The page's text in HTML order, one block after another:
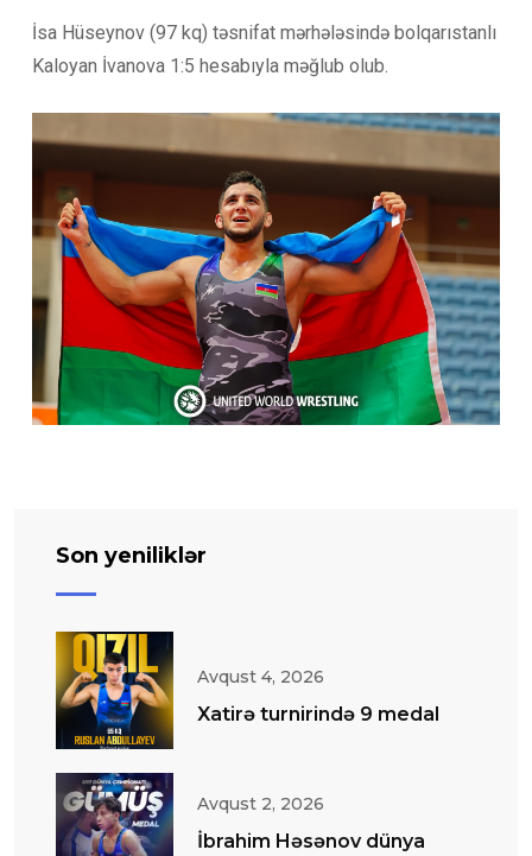
İsa Hüseynov (97 kq) təsnifat mərhələsində bolqarıstanlı
Kaloyan İvanova 1:5 hesabıyla məğlub olub.
Son yeniliklər
Avqust 4, 2026
Xatirə turnirində 9 medal
Avqust 2, 2026
İbrahim Həsənov dünya